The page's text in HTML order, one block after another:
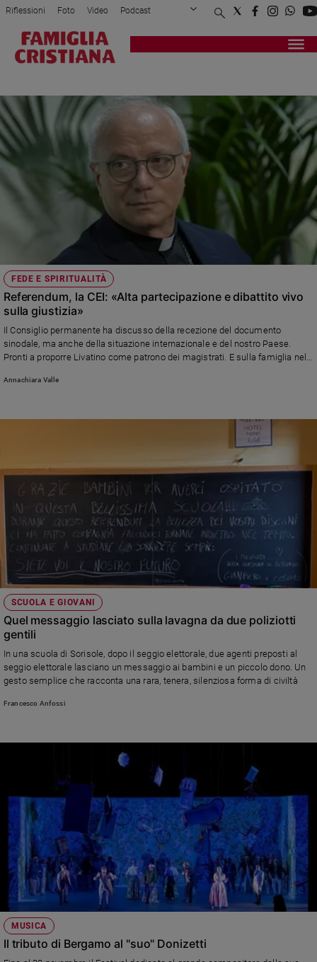
Attualità
Politica
Mondo
Economia
Legalità
Papa
Papa
Chiesa
Chiesa
e
Santi
fede
Parola
giorno
Santo
del
giorno
Società
e
valori
e
Creato
di
settimana
Migranti
Diversità
e
inclusione
Costume
Cultura
e
spettacoli
Riflessioni Foto Video Podcast
Privacy Policy Chi siamo
Registrati Redazione
FEDE E SPIRITUALITÀ
Referendum, la CEI: «Alta partecipazione e dibattito vivo
sulla giustizia»
Il Consiglio permanente ha discusso della recezione del documento
sinodale, ma anche della situazione internazionale e del nostro Paese.
Pronti a proporre Livatino come patrono dei magistrati. E sulla famiglia nel
Annachiara Valle
SCUOLA E GIOVANI
Quel messaggio lasciato sulla lavagna da due poliziotti
gentili
In una scuola di Sorisole, dopo il seggio elettorale, due agenti preposti al
seggio elettorale lasciano un messaggio ai bambini e un piccolo dono. Un
gesto semplice che racconta una rara, tenera, silenziosa forma di civiltà
Francesco Anfossi
MUSICA
Il tributo di Bergamo al "suo" Donizetti